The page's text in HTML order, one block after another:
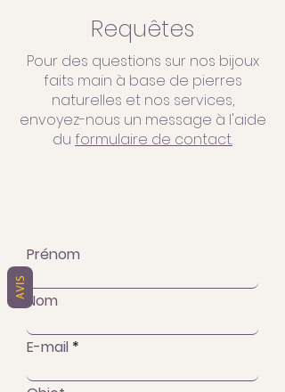
Requêtes
Pour des questions sur nos bijoux
faits main à base de pierres
naturelles et nos services,
envoyez-nous un message à l'aide
du formulaire de contact.
Prénom
Nom
E-mail
AVIS